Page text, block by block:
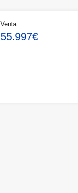
Venta
55.997€